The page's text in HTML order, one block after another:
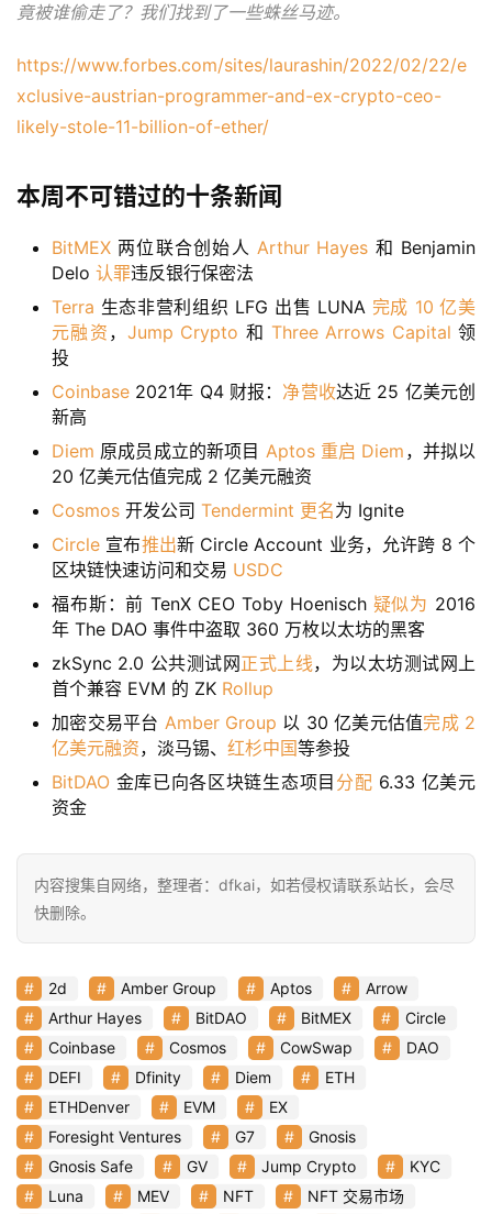
h
9
9
9
常
工
荐
竟被谁偷走了？我们找到了一些蛛丝马迹。
https://www.forbes.com/sites/laurashin/2022/02/22/e
xclusive-austrian-programmer-and-ex-crypto-ceo-
likely-stole-11-billion-of-ether/
本周不可错过的十条新闻
BitMEX 两位联合创始人Arthur Hayes 和 Benjamin
Delo 认罪违反银行保密法
Terra 生态非营利组织 LFG 出售 LUNA 完成 10 亿美
元融资 ，Jump Crypto 和Three Arrows Capital 领
投
Coinbase 2021年 Q4 财报： 净营收达近 25 亿美元创
新高
Diem 原成员成立的新项目 Aptos 重启 Diem ，并拟以
20 亿美元估值完成 2 亿美元融资
Cosmos 开发公司 Tendermint 更名为 Ignite
Circle 宣布推出新 Circle Account 业务，允许跨 8 个
区块链快速访问和交易 USDC
福布斯：前 TenX CEO Toby Hoenisch 疑似为 2016
年 The DAO 事件中盗取 360 万枚以太坊的黑客
zkSync 2.0 公共测试网正式上线，为以太坊测试网上
首个兼容 EVM 的 ZK Rollup
加密交易平台 Amber Group 以 30 亿美元估值完成 2
亿美元融资，淡马锡、 红杉中国等参投
BitDAO 金库已向各区块链生态项目 分配 6.33 亿美元
资金
内容搜集自网络，整理者：dfkai，如若侵权请联系站长，会尽
快删除。
2d Amber Group Aptos
Arrow
Arthur Hayes
BitDAO BitMEX
Circle
Coinbase
Cosmos CowSwap
DAO
DEFI
Dfinity Diem
ETH
ETHDenver
EVM
EX
Foresight Ventures
G7
Gnosis
Gnosis Safe
GV Jump Crypto
KYC
Luna
MEV NFT
NFT 交易市场